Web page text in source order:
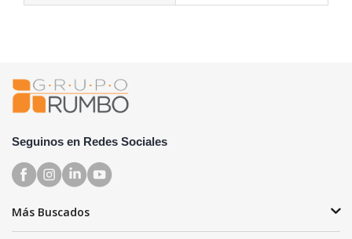
Seguinos en Redes Sociales
Más Buscados